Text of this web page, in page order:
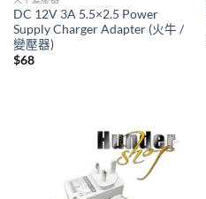
DC 12V 3A 5.5×2.5 Power
Supply Charger Adapter (火牛 /
變壓器)
$68